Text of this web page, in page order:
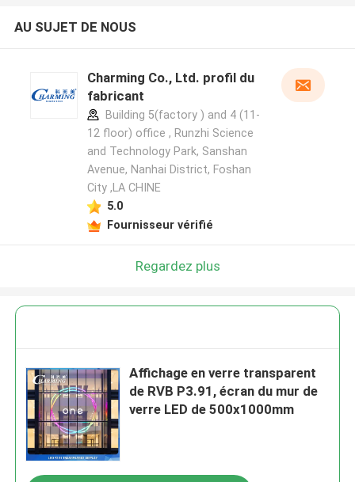
AU SUJET DE NOUS
Charming Co., Ltd. profil du
fabricant
Building 5(factory ) and 4 (11-
12 floor) office , Runzhi Science
and Technology Park, Sanshan
Avenue, Nanhai District, Foshan
City ,LA CHINE
5.0
Fournisseur vérifié
Regardez plus
Affichage en verre transparent
de RVB P3.91, écran du mur de
verre LED de 500x1000mm